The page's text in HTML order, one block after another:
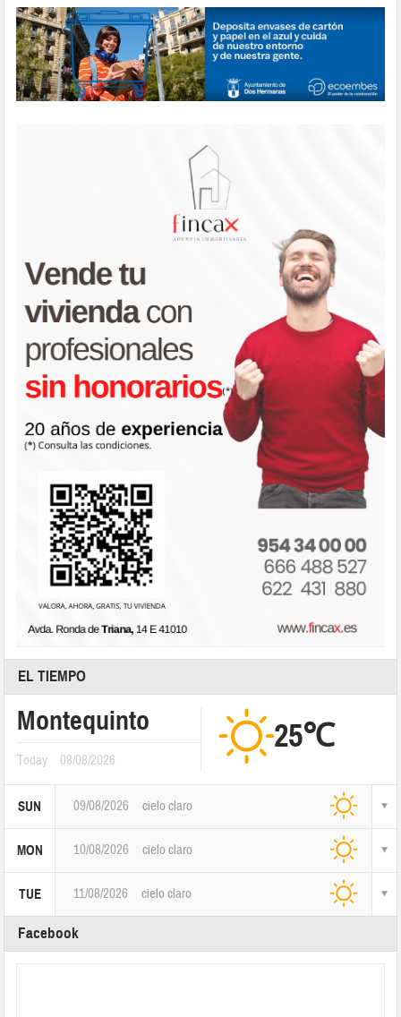
EL TIEMPO
Montequinto
Today 08/08/2026
25℃
SUN 09/08/2026 cielo claro
MON 10/08/2026 cielo claro
TUE 11/08/2026 cielo claro
Facebook